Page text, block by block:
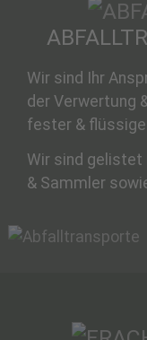
Wir sind Ihr
der Verwertung
fester &
Wir sind gelistet
& Sammler